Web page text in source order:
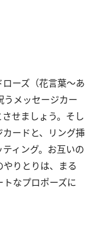
ーズ（花言葉～あ
うメッセージカー
せましょう。そし
ードと、リング挿
ィング。お互いの
りとりは、まる
なプロポーズに